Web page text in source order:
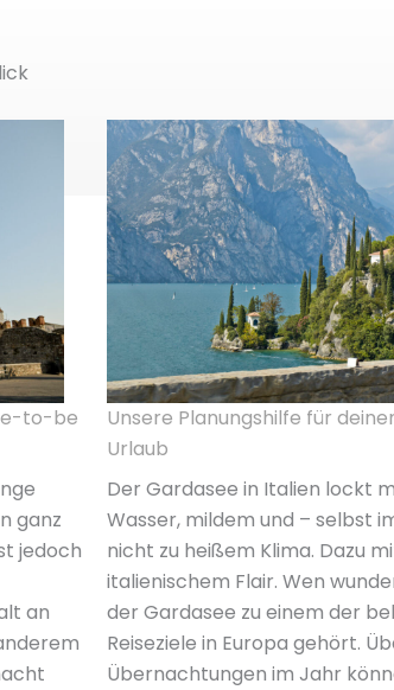
to-be
ganz
jedoch
an
Unsere Planungshilfe für
Urlaub
Der Gardasee in Italien lockt
Wasser, mildem und – selbst
nicht zu heißem Klima. Dazu
italienischem Flair. Wen
der Gardasee zu einem der
Reiseziele in Europa gehört.
Übernachtungen im Jahr